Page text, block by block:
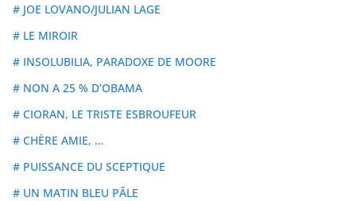
# JOE LOVANO/JULIAN LAGE
# LE MIROIR
# INSOLUBILIA, PARADOXE DE MOORE
# NON A 25 % D’OBAMA
# CIORAN, LE TRISTE ESBROUFEUR
# CHÈRE AMIE, …
# PUISSANCE DU SCEPTIQUE
# UN MATIN BLEU PÂLE